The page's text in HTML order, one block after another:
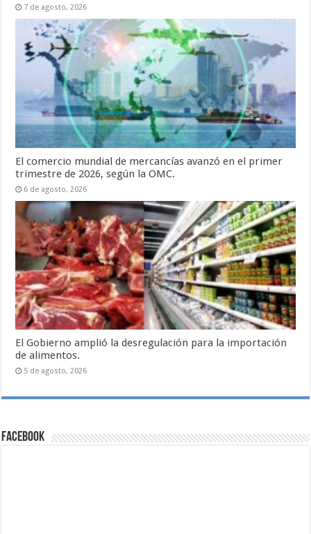
7 de agosto, 2026
El comercio mundial de mercancías avanzó en el primer
trimestre de 2026, según la OMC.
6 de agosto, 2026
El Gobierno amplió la desregulación para la importación
de alimentos.
5 de agosto, 2026
Facebook